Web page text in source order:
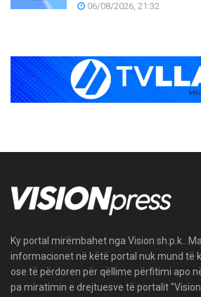
06/08/2026, 21:32
Ky portal mirëmbahet nga Vision sh.p.k..
informacionet në këtë portal nuk mund të
ose të përdoren për qëllime përfitimi apo
pa miratimin e drejtuesve të portalit